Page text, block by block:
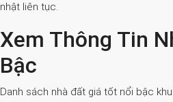
nhật liên tục.
Xem Thông Tin
Bậc
Danh sách nhà đất giá tốt nổi bậc